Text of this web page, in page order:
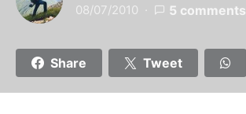
08/07/2010 5 comments
Share Tweet